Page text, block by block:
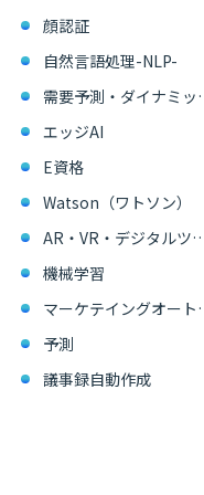
顔認証
自然言語処理-NLP-
需要予
エッジAI
E資格
Watson（ワトソン）
AR・VR・デ
機械学習
マーケテ
予測
議事録自動作成